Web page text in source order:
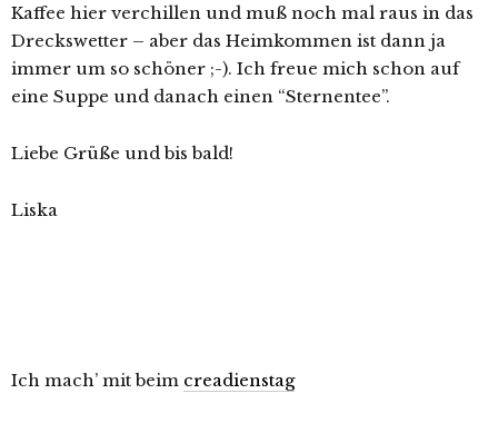
Kaffee hier verchillen und muß noch mal raus in das
Dreckswetter – aber das Heimkommen ist dann ja
immer um so schöner ;-). Ich freue mich schon auf
eine Suppe und danach einen “Sternentee”.
Liebe Grüße und bis bald!
Liska
Ich mach’ mit beim creadienstag